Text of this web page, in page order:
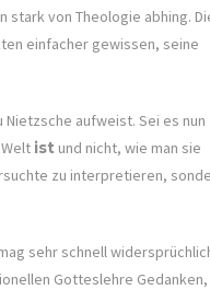
stark von Theologie abhing.
einfacher gewissen, seine
aufweist. Sei es nun
ist und nicht, wie man sie
zu interpretieren,
sehr schnell
Gotteslehre Gedanken,